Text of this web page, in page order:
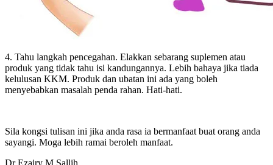
4. Tahu langkah pencegahan. Elakkan sebarang suplemen atau
produk yang tidak tahu isi kandungannya. Lebih bahaya jika tiada
kelulusan KKM. Produk dan ubatan ini ada yang boleh
menyebabkan masalah penda rahan. Hati-hati.
Sila kongsi tulisan ini jika anda rasa ia bermanfaat buat orang anda
sayangi. Moga lebih ramai beroleh manfaat.